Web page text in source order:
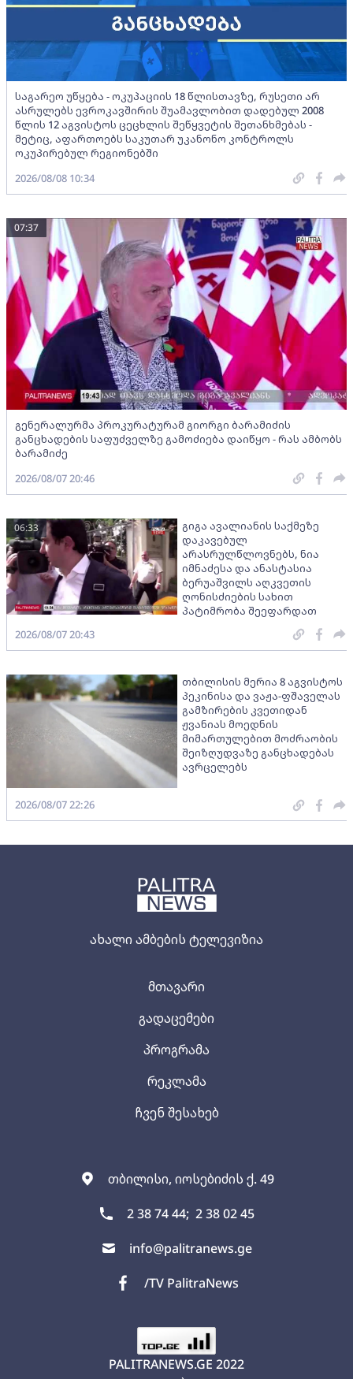
ახალი ამბების ტელევიზია
თბილისი, იოსებიძის ქ. 49
2 38 74 44; 2 38 02 45
info@palitranews.ge
/TV PalitraNews
მთავარი
გადაცემები
პროგრამა
რეკლამა
ჩვენ შესახებ
PALITRANEWS.GE 2022
საგარეო უწყება - ოკუპაციის 18 წლისთავზე, რუსეთი არ
ასრულებს ევროკავშირის შუამავლობით დადებულ 2008
წლის 12 აგვისტოს ცეცხლის შეწყვეტის შეთანხმებას -
მეტიც, აფართოებს საკუთარ უკანონო კონტროლს
ოკუპირებულ რეგიონებში
2026/08/08 10:34
გენერალურმა პროკურატურამ გიორგი ბარამიძის
განცხადების საფუძველზე გამოძიება დაიწყო - რას ამბობს
ბარამიძე
07:37
2026/08/07 20:46
გიგა ავალიანის საქმეზე
დაკავებულ
არასრულწლოვნებს, ნია
იმნაძესა და ანასტასია
ბერუაშვილს აღკვეთის
ღონისძიების სახით
პატიმრობა შეეფარდათ
06:33
2026/08/07 20:43
თბილისის მერია 8 აგვისტოს
პეკინისა და ვაჟა-ფშაველას
გამზირების კვეთიდან
ჟვანიას მოედნის
მიმართულებით მოძრაობის
შეიზღუდვაზე განცხადებას
ავრცელებს
2026/08/07 22:26